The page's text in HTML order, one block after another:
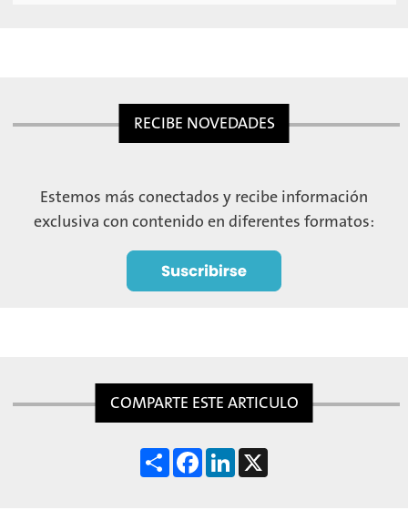
RECIBE NOVEDADES
Estemos más conectados y recibe información
exclusiva con contenido en diferentes formatos:
COMPARTE ESTE ARTICULO
S
h
a
F
a
c
L
i
n